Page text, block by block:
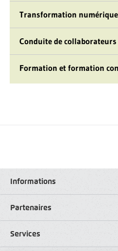
Transformation numérique
Conduite de collaborateurs
Formation et formation
Informations
Partenaires
Services